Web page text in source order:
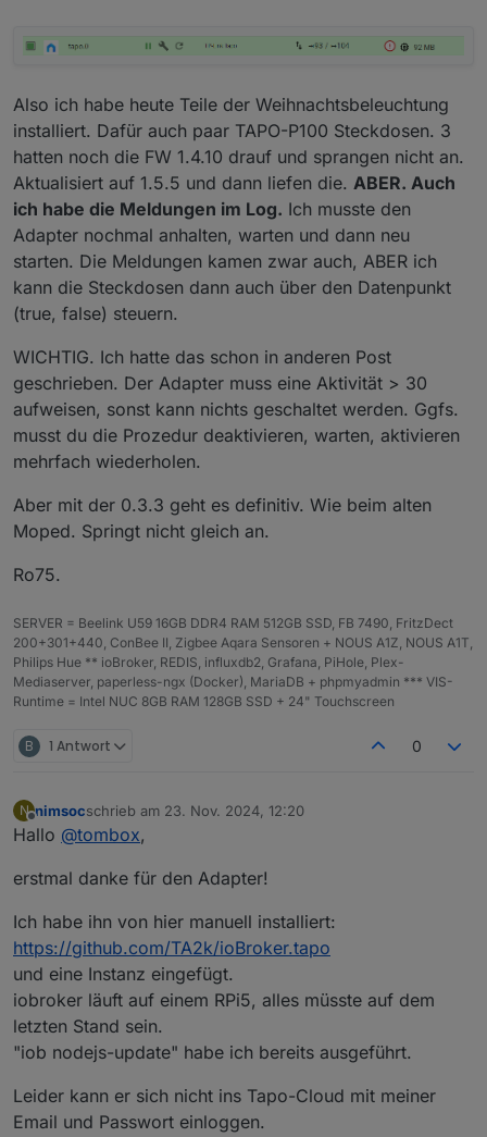
Also ich habe heute Teile der Weihnachtsbeleuchtung
installiert. Dafür auch paar TAPO-P100 Steckdosen. 3
hatten noch die FW 1.4.10 drauf und sprangen nicht an.
Aktualisiert auf 1.5.5 und dann liefen die. ABER. Auch
ich habe die Meldungen im Log. Ich musste den
Adapter nochmal anhalten, warten und dann neu
starten. Die Meldungen kamen zwar auch, ABER ich
kann die Steckdosen dann auch über den Datenpunkt
(true, false) steuern.
WICHTIG. Ich hatte das schon in anderen Post
geschrieben. Der Adapter muss eine Aktivität > 30
aufweisen, sonst kann nichts geschaltet werden. Ggfs.
musst du die Prozedur deaktivieren, warten, aktivieren
mehrfach wiederholen.
Aber mit der 0.3.3 geht es definitiv. Wie beim alten
Moped. Springt nicht gleich an.
Ro75.
SERVER = Beelink U59 16GB DDR4 RAM 512GB SSD, FB 7490, FritzDect
200+301+440, ConBee II, Zigbee Aqara Sensoren + NOUS A1Z, NOUS A1T,
Philips Hue ** ioBroker, REDIS, influxdb2, Grafana, PiHole, Plex-
Mediaserver, paperless-ngx (Docker), MariaDB + phpmyadmin *** VIS-
Runtime = Intel NUC 8GB RAM 128GB SSD + 24" Touchscreen
B 1 Antwort 0
N
Offline
nimsocschrieb am 23. Nov. 2024, 12:20
zuletzt editiert von
Hallo @tombox,
erstmal danke für den Adapter!
Ich habe ihn von hier manuell installiert:
https://github.com/TA2k/ioBroker.tapo
und eine Instanz eingefügt.
iobroker läuft auf einem RPi5, alles müsste auf dem
letzten Stand sein.
"iob nodejs-update" habe ich bereits ausgeführt.
Leider kann er sich nicht ins Tapo-Cloud mit meiner
Email und Passwort einloggen.